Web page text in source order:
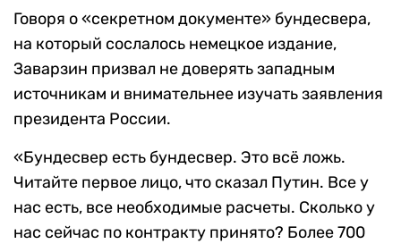
Говоря о «секретном документе» бундесвера,
на который сослалось немецкое издание,
Заварзин призвал не доверять западным
источникам и внимательнее изучать заявления
президента России.
«Бундесвер есть бундесвер. Это всё ложь.
Читайте первое лицо, что сказал Путин. Все у
нас есть, все необходимые расчеты. Сколько у
нас сейчас по контракту принято? Более 700